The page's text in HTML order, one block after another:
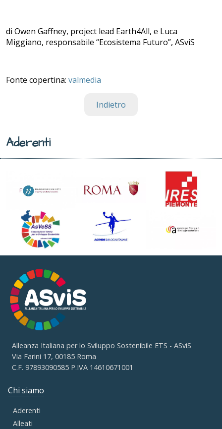
di Owen Gaffney, project lead Earth4All, e Luca
Miggiano, responsabile “Ecosistema Futuro”, ASviS
Fonte copertina: valmedia
Indietro
Aderenti
Alleanza Italiana per lo Sviluppo Sostenibile ETS - ASviS
Via Farini 17, 00185 Roma
C.F. 97893090585 P.IVA 14610671001
Chi siamo
Aderenti
Alleati